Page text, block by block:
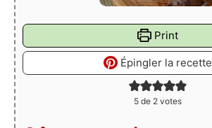
Print
Épingler la recette
5 de 2 votes